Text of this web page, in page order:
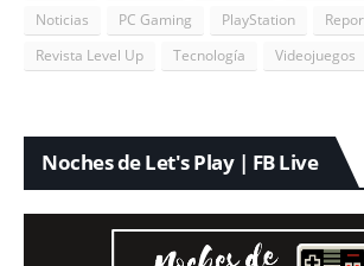
Noticias
PC Gaming PlayStation
Revista Level Up
Tecnología Videojuegos
Noches de Let's Play | FB Live